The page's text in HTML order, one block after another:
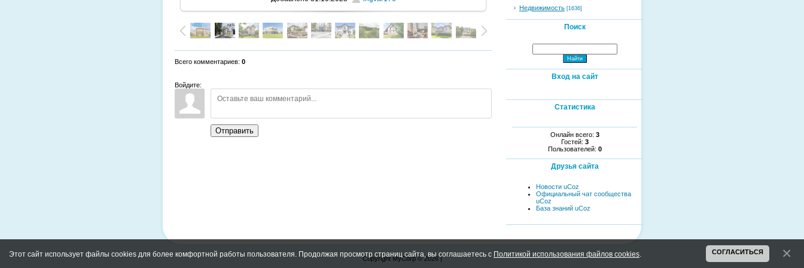
Всего комментариев: 0
Войдите:
Отправить
Недвижимость [1636]
Поиск
Вход на сайт
Статистика
Онлайн всего: 3
Гостей: 3
Пользователей: 0
Друзья сайта
Новости uCoz
Официальный чат сообщества
uCoz
База знаний uCoz
Copyright MyCorp © 2026|
Этот сайт использует файлы cookies для более комфортной работы пользователя. Продолжая просмотр страниц сайта, вы соглашаетесь с Политикой использования файлов cookies СОГЛАСИТЬСЯ